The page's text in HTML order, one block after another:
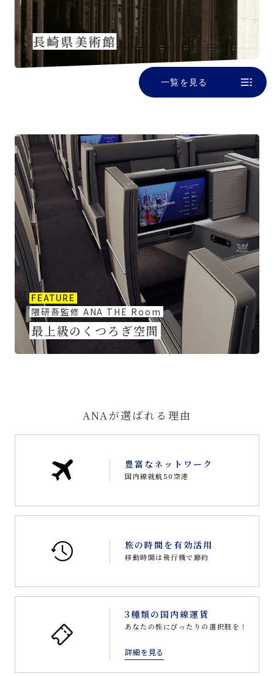
長崎県美術館
一覧を見る
FEATURE
隈研吾監修 ANA THE Room
最上級のくつろぎ空間
ANAが選ばれる理由
豊富なネットワーク
国内線就航50空港
旅の時間を有効活用
移動時間は飛行機で節約
3種類の国内線運賃
あなたの旅にぴったりの選択肢を！
詳細を見る